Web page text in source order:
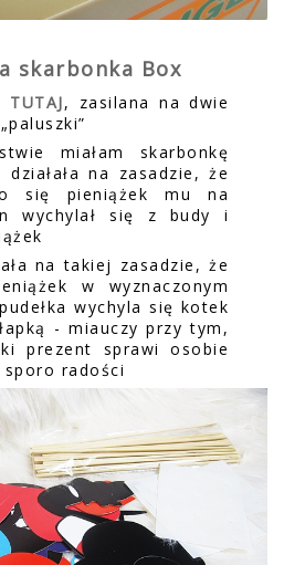
skarbonka Box
TUTAJ, zasilana na dwie
miałam skarbonkę
na zasadzie, że
się pieniążek mu na
wychylał się z budy i
na takiej zasadzie, że
w wyznaczonym
wychyla się kotek
- miauczy przy tym,
prezent sprawi osobie
radości